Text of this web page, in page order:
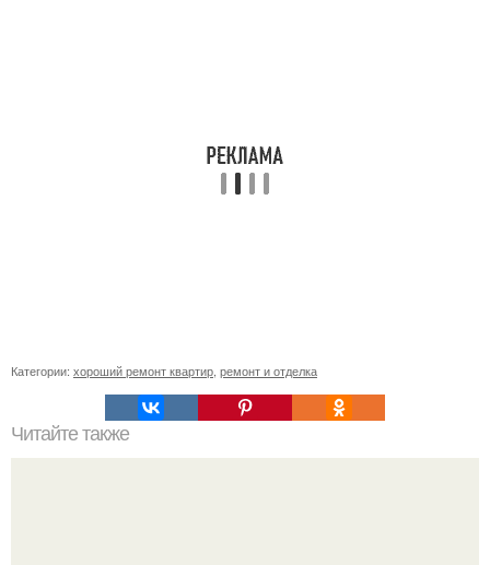
Категории: хороший ремонт квартир ремонт и отделка
Читайте также